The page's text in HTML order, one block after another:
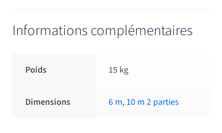
Informations complémentaires
Poids 15 kg
Dimensions 6 m, 10 m 2 parties